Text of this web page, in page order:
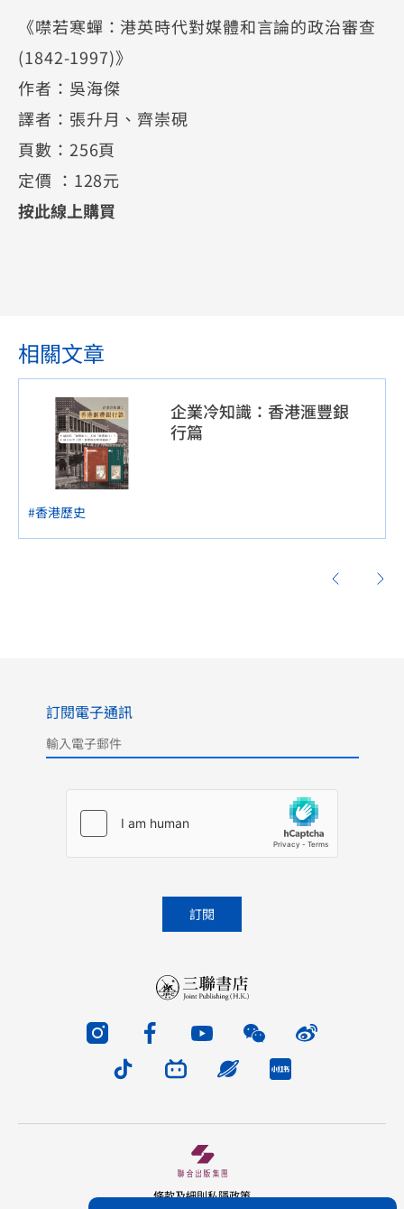
《噤若寒蟬：港英時代對媒體和言論的政治審查
(1842-1997)》
作者：吳海傑
譯者：張升月、齊崇硯
頁數：256頁
定價 ：128元
按此線上購買
相關文章
企業冷知識：香港滙豐銀
行篇
#香港歷史
訂閱電子通訊
條款及細則私隱政策